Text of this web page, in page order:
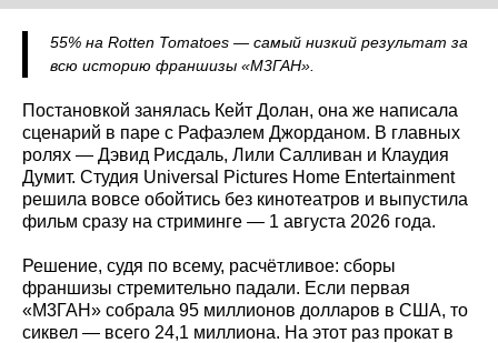
55% на Rotten Tomatoes — самый низкий результат за
всю историю франшизы «М3ГАН».
Постановкой занялась Кейт Долан, она же написала
сценарий в паре с Рафаэлем Джорданом. В главных
ролях — Дэвид Рисдаль, Лили Салливан и Клаудия
Думит. Студия Universal Pictures Home Entertainment
решила вовсе обойтись без кинотеатров и выпустила
фильм сразу на стриминге — 1 августа 2026 года.
Решение, судя по всему, расчётливое: сборы
франшизы стремительно падали. Если первая
«М3ГАН» собрала 95 миллионов долларов в США, то
сиквел — всего 24,1 миллиона. На этот раз прокат в